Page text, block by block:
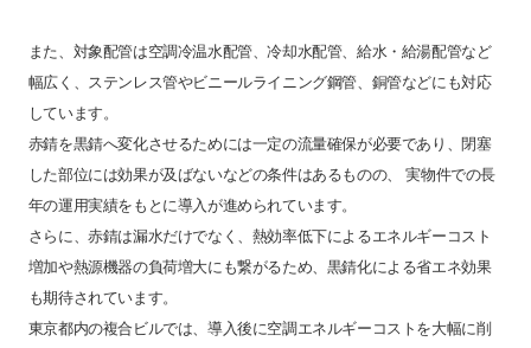
また、対象配管は空調冷温水配管、冷却水配管、給水・給湯配管など
幅広く、ステンレス管やビニールライニング鋼管、銅管などにも対応
しています。
赤錆を黒錆へ変化させるためには一定の流量確保が必要であり、閉塞
した部位には効果が及ばないなどの条件はあるものの、 実物件での長
年の運用実績をもとに導入が進められています。
さらに、赤錆は漏水だけでなく、熱効率低下によるエネルギーコスト
増加や熱源機器の負荷増大にも繋がるため、黒錆化による省エネ効果
も期待されています。
東京都内の複合ビルでは、導入後に空調エネルギーコストを大幅に削